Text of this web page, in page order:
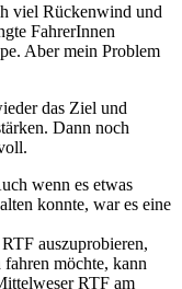
viel Rückenwind und
FahrerInnen
Aber mein Problem
das Ziel und
Dann noch
wenn es etwas
konnte, war es eine
auszuprobieren,
möchte, kann
RTF am